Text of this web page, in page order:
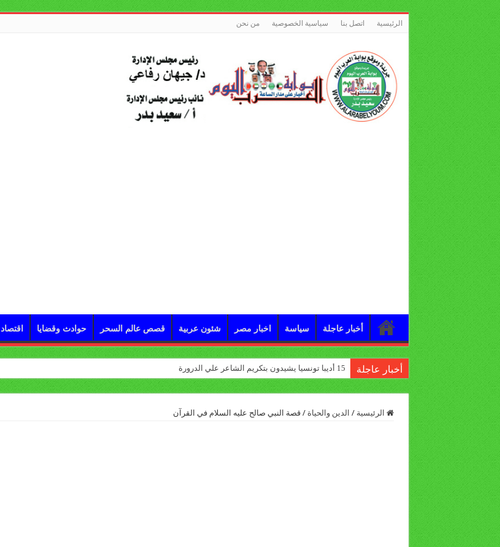
الرئيسية اتصل بنا سياسية الخصوصية من نحن
أخبار عاجلة سياسة اخبار مصر شئون عربية قصص عالم السحر حوادث وقضايا اقتصاد
أخبار عاجلة 15 أديبا تونسيا يشيدون بتكريم الشاعر علي الدرورة
الرئيسية / الدين والحياة / قصة النبي صالح عليه السلام في القرآن